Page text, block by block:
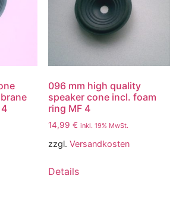
096 mm high quality
speaker cone incl. foam
ring MF 4
14,99 € inkl. 19% MwSt.
zzgl. Versandkosten
Details